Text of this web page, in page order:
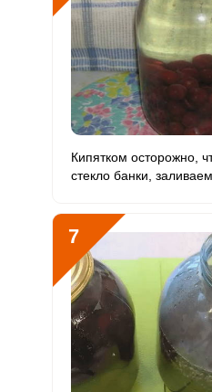
Кипятком осторожно,
стекло банки,
7